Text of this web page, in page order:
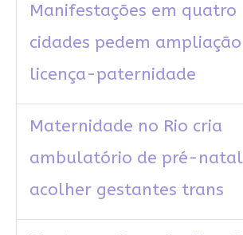
Manifestações em quatro
cidades pedem
licença-paternidade
Maternidade no Rio cria
ambulatório de pré-
acolher gestantes trans